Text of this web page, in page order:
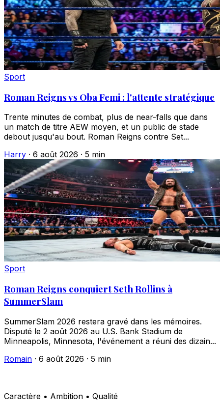
Sport
Roman Reigns vs Oba Femi : l'attente stratégique
Trente minutes de combat, plus de near-falls que dans
un match de titre AEW moyen, et un public de stade
debout jusqu'au bout. Roman Reigns contre Set...
Harry · 6 août 2026 · 5 min
Sport
Roman Reigns conquiert Seth Rollins à
SummerSlam
SummerSlam 2026 restera gravé dans les mémoires.
Disputé le 2 août 2026 au U.S. Bank Stadium de
Minneapolis, Minnesota, l'événement a réuni des dizain...
Romain · 6 août 2026 · 5 min
Caractère • Ambition • Qualité